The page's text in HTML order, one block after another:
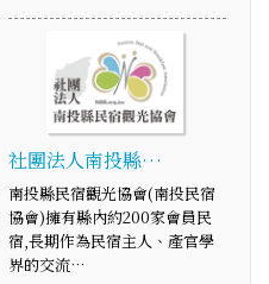
社團法人南投縣…
南投縣民宿觀光協會(南投民宿
協會)擁有縣內約200家會員民
宿,長期作為民宿主人、產官學
界的交流…